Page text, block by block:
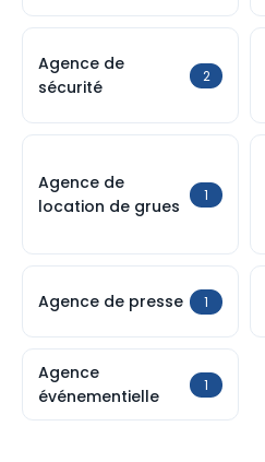
Agence de
sécurité
2
Agence de
location de grues
1
Agence de presse 1
Agence
événementielle
1